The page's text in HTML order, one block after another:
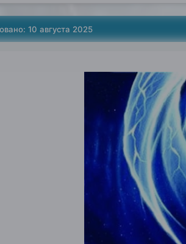
10 августа 2025